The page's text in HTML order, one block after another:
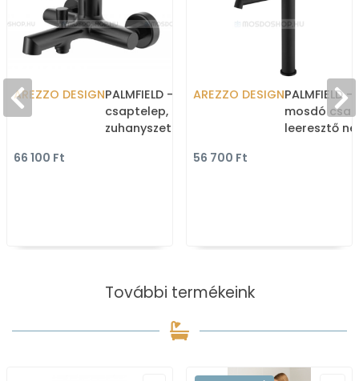
AREZZO DESIGNPALMFIELD - Kád
csaptelep, kádtöltő
zuhanyszett nélkül - Matt
66 100 Ft
AREZZO DESIGN
mosdó
leeresztő
56 700 Ft
További termékeink